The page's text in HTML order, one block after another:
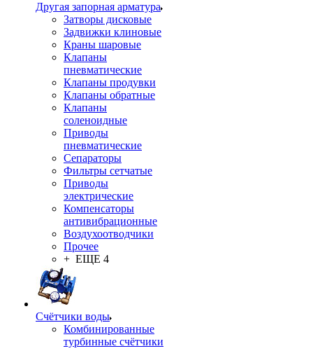
Другая запорная арматура
Затворы дисковые
Задвижки клиновые
Краны шаровые
Клапаны
пневматические
Клапаны продувки
Клапаны обратные
Клапаны
соленоидные
Приводы
пневматические
Сепараторы
Фильтры сетчатые
Приводы
электрические
Компенсаторы
антивибрационные
Воздухоотводчики
Прочее
+ ЕЩЕ 4
Счётчики воды
Комбинированные
турбинные счётчики